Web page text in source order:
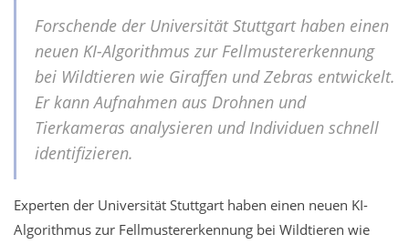
Forschende der Universität Stuttgart haben einen
neuen KI-Algorithmus zur Fellmustererkennung
bei Wildtieren wie Giraffen und Zebras entwickelt.
Er kann Aufnahmen aus Drohnen und
Tierkameras analysieren und Individuen schnell
identifizieren.
Experten der Universität Stuttgart haben einen neuen KI-
Algorithmus zur Fellmustererkennung bei Wildtieren wie